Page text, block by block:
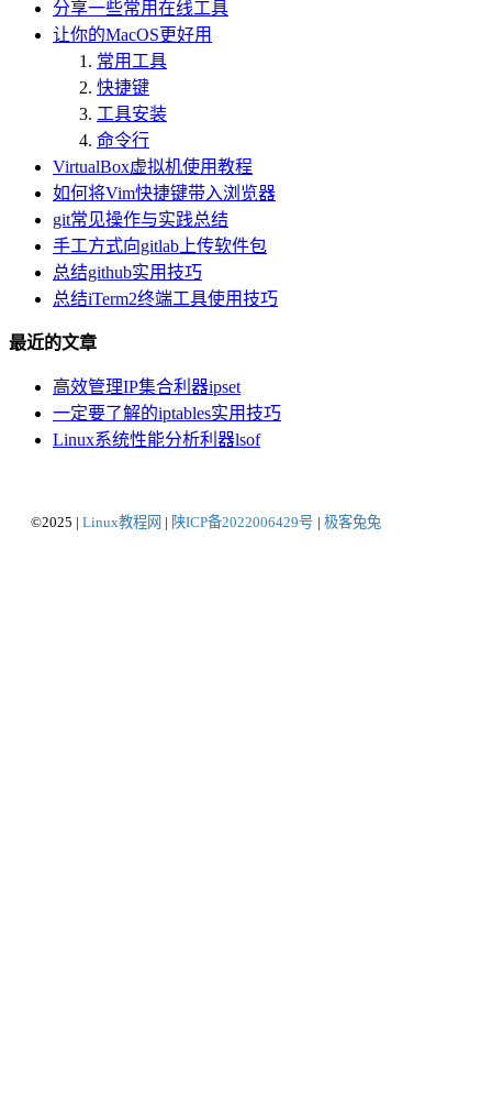
分享一些常用在线工具
让你的MacOS更好用
常用工具
快捷键
工具安装
命令行
VirtualBox虚拟机使用教程
如何将Vim快捷键带入浏览器
git常见操作与实践总结
手工方式向gitlab上传软件包
总结github实用技巧
总结iTerm2终端工具使用技巧
最近的文章
高效管理IP集合利器ipset
一定要了解的iptables实用技巧
Linux系统性能分析利器lsof
©2025 | Linux教程网 | 陕ICP备2022006429号 | 极客兔兔